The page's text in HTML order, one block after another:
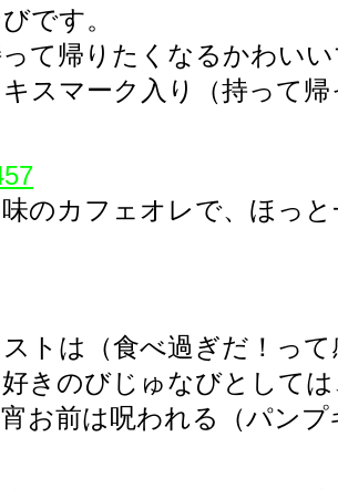
です。
て帰りたくなるかわい
スマーク入り（持って
のカフェオレで、ほっと
トは（食べ過ぎだ！っ
きのびじゅなびとして
お前は呪われる（パンプ